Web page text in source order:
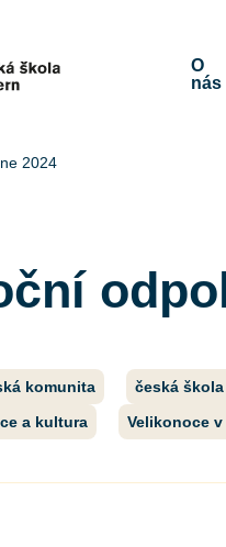
O
nás
2024
komunita česká
a kultura Velikonoce